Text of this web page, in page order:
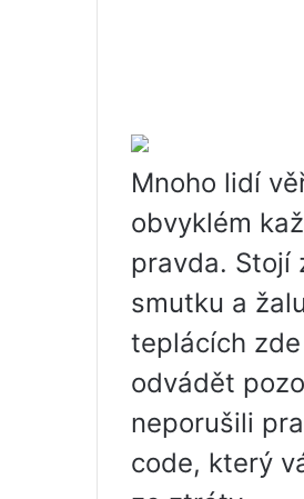
Mnoho lidí
obvyklém
pravda. Stojí
smutku a
teplácích
odvádět
neporušili
code, který